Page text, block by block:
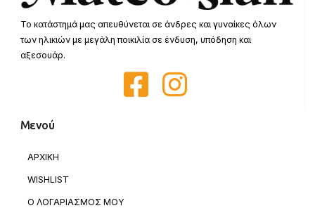
Το κατάστημά μας απευθύνεται σε άνδρες και γυναίκες όλων
των ηλικιών με μεγάλη ποικιλία σε ένδυση, υπόδηση και
αξεσουάρ.
Μενού
ΑΡΧΙΚΗ
WISHLIST
Ο ΛΟΓΑΡΙΑΣΜΟΣ ΜΟΥ